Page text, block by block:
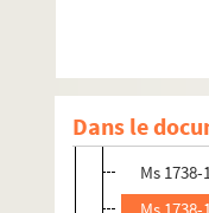
Dans le
Ms
Ms
Ms
Ms